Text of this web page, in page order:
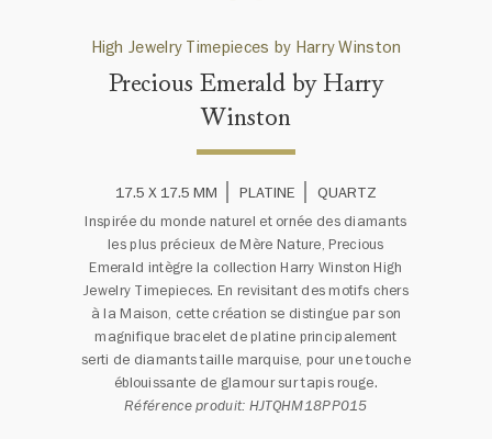
High Jewelry Timepieces by Harry Winston
Precious Emerald by Harry
Winston
17.5 X 17.5 MM PLATINE QUARTZ
Inspirée du monde naturel et ornée des diamants
les plus précieux de Mère Nature, Precious
Emerald intègre la collection Harry Winston High
Jewelry Timepieces. En revisitant des motifs chers
à la Maison, cette création se distingue par son
magnifique bracelet de platine principalement
serti de diamants taille marquise, pour une touche
éblouissante de glamour sur tapis rouge.
Référence produit: HJTQHM18PP015